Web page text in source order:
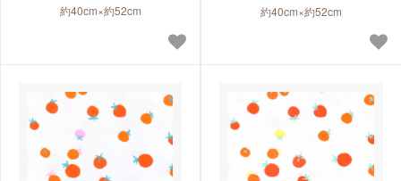
約40cm×約52cm 約40cm×約52cm